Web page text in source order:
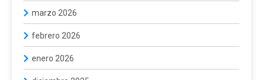
marzo 2026
febrero 2026
enero 2026